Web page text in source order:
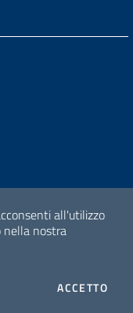
all'utilizzo
nella nostra
ACCETTOI